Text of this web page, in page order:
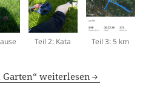
Teil 2: Kata Teil 3: 5 km
weiterlesen